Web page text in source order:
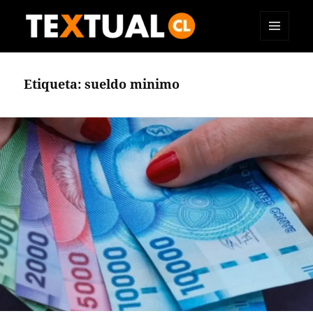
Etiqueta:sueldo minimo